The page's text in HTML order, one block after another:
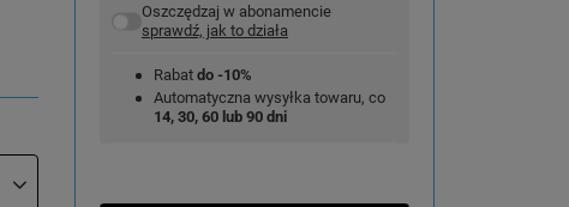
Oszczędzaj w abonamencie
sprawdź, jak to działa
Rabat do -10%
Automatyczna wysyłka towaru, co
14, 30, 60 lub 90 dni